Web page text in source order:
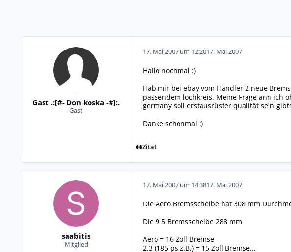
Gast .:[#- Don koska -#]:.
Gast
17. Mai 2007 um 12:2017. Mai 2007
Hallo nochmal :)
Hab mir bei ebay vom Händler 2 neue
passendem lochkreis. Meine Frage ann ich
germany soll erstausrüster qualität sein
Danke schonmal :)
Zitat
saabitis
Mitglied
17. Mai 2007 um 14:3817. Mai 2007
Die Aero Bremsscheibe hat 308 mm
Die 9 5 Bremsscheibe 288 mm
Aero = 16 Zoll Bremse
2.3 (185 ps z.B.) = 15 Zoll Bremse...